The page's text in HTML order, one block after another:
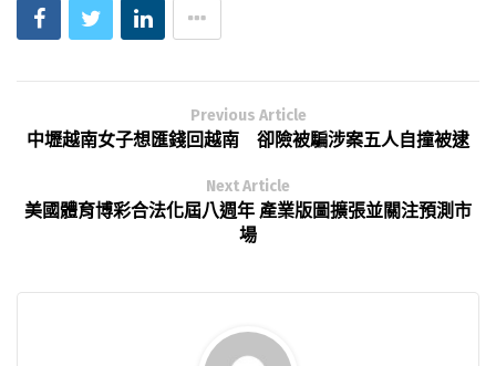
Previous Article
中壢越南女子想匯錢回越南 卻險被騙涉案五人自撞被逮
Next Article
美國體育博彩合法化屆八週年 產業版圖擴張並關注預測市
場